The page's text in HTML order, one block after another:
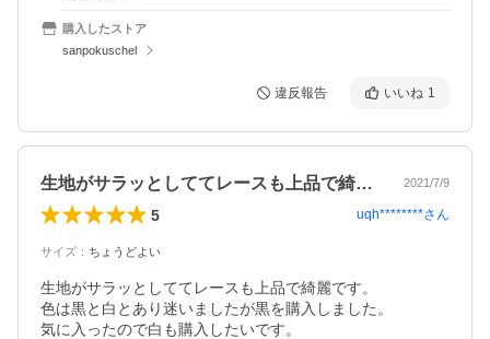
購入したストア
sanpokuschel
違反報告 いいね 1
生地がサラッとしててレースも上品で綺麗… 2021/7/9
5 uqh********さん
サイズ ： ちょうどよい
生地がサラッとしててレースも上品で綺麗です。
色は黒と白とあり迷いましたが黒を購入しました。
気に入ったので白も購入したいです。